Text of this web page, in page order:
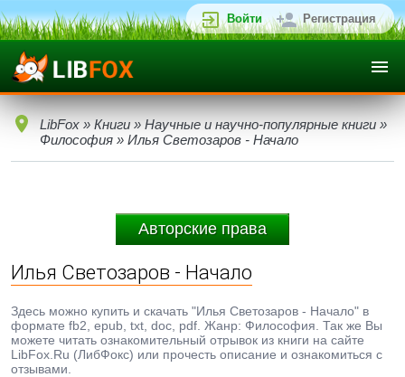
Войти Регистрация
LibFox » Книги » Научные и научно-популярные книги »
Философия » Илья Светозаров - Начало
Авторские права
Илья Светозаров - Начало
Здесь можно купить и скачать "Илья Светозаров - Начало" в
формате fb2, epub, txt, doc, pdf. Жанр: Философия. Так же Вы
можете читать ознакомительный отрывок из книги на сайте
LibFox.Ru (ЛибФокс) или прочесть описание и ознакомиться с
отзывами.